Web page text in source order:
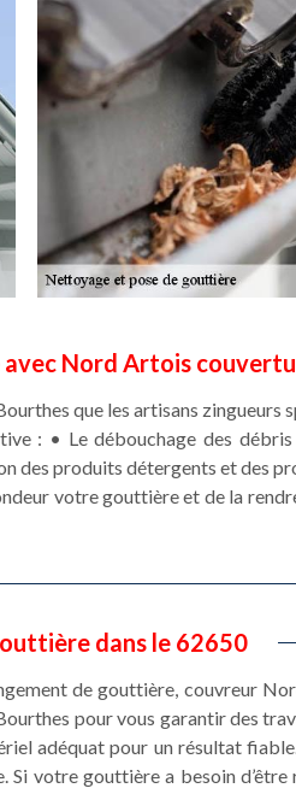
Nord Artois
que les artisans zingueurs
: • Le débouchage des
des produits détergents et des
votre gouttière et de la
dans le 62650
de gouttière, couvreur
pour vous garantir des
adéquat pour un résultat
votre gouttière a besoin